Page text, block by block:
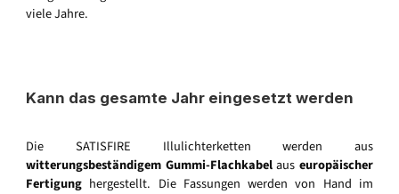
viele Jahre.
Kann das gesamte Jahr eingesetzt werden
Die SATISFIRE Illulichterketten werden aus
witterungsbeständigem Gummi-Flachkabelauseuropäischer
Fertigung hergestellt. Die Fassungen werden von Hand im